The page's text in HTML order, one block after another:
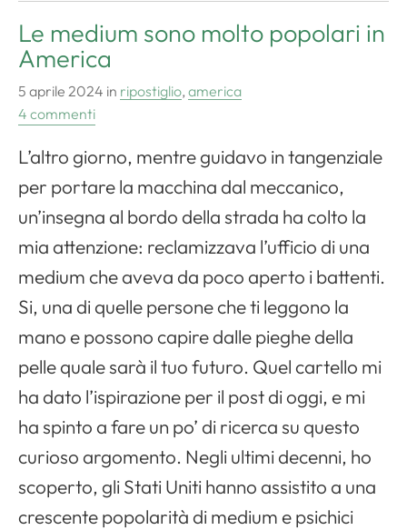
Le medium sono molto popolari in
America
5 aprile 2024 in ripostiglio, america
4 commenti
L’altro giorno, mentre guidavo in tangenziale
per portare la macchina dal meccanico,
un’insegna al bordo della strada ha colto la
mia attenzione: reclamizzava l’ufficio di una
medium che aveva da poco aperto i battenti.
Si, una di quelle persone che ti leggono la
mano e possono capire dalle pieghe della
pelle quale sarà il tuo futuro. Quel cartello mi
ha dato l’ispirazione per il post di oggi, e mi
ha spinto a fare un po’ di ricerca su questo
curioso argomento. Negli ultimi decenni, ho
scoperto, gli Stati Uniti hanno assistito a una
crescente popolarità di medium e psichici